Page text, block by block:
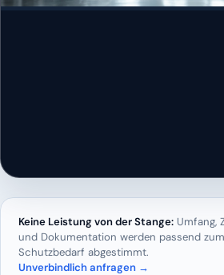
Keine Leistung von der Stange: Umfang,
und Dokumentation werden passend
Schutzbedarf abgestimmt.
Unverbindlich anfragen →